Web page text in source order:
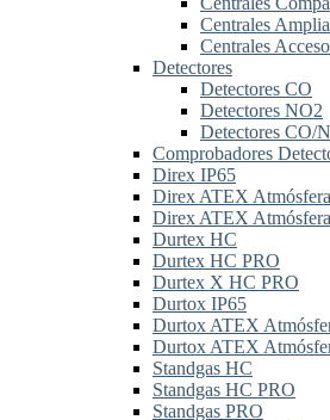
Centrales
Centrales
Detectores
Detectores CO
Detectores NO2
Detectores CO/
Comprobadores
Direx IP65
Direx ATEX
Direx ATEX
Durtex HC
Durtex HC PRO
Durtex X HC PRO
Durtox IP65
Durtox ATEX
Durtox ATEX
Standgas HC
Standgas HC PRO
Standgas PRO